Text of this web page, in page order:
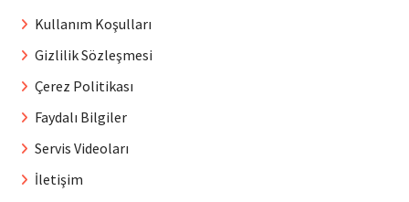
Kullanım Koşulları
Gizlilik Sözleşmesi
Çerez Politikası
Faydalı Bilgiler
Servis Videoları
İletişim